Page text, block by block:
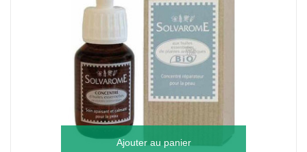
Ajouter au panier